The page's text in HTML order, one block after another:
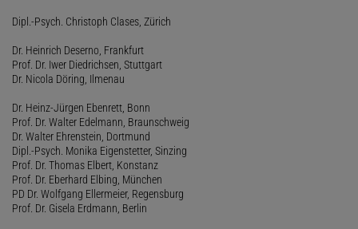
Dipl.-Psych. Christoph Clases, Zürich
Dr. Heinrich Deserno, Frankfurt
Prof. Dr. Iwer Diedrichsen, Stuttgart
Dr. Nicola Döring, Ilmenau
Dr. Heinz-Jürgen Ebenrett, Bonn
Prof. Dr. Walter Edelmann, Braunschweig
Dr. Walter Ehrenstein, Dortmund
Dipl.-Psych. Monika Eigenstetter, Sinzing
Prof. Dr. Thomas Elbert, Konstanz
Prof. Dr. Eberhard Elbing, München
PD Dr. Wolfgang Ellermeier, Regensburg
Prof. Dr. Gisela Erdmann, Berlin